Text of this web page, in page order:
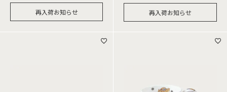
再入荷お知らせ 再入荷お知らせ